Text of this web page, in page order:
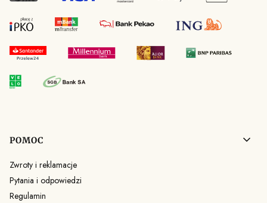
Linki w stopce
POMOC
Zwroty i reklamacje
Pytania i odpowiedzi
Regulamin